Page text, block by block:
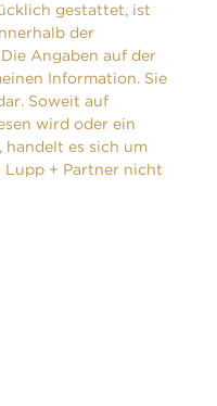
gestattet, ist
der
Angaben auf der
Information. Sie
Soweit auf
wird oder ein
handelt es sich um
Lupp + Partner nicht